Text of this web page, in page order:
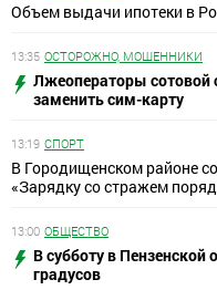
Объем выдачи ипотеки в
13:35 ОСТОРОЖНО, МОШЕННИКИ
Лжеоператоры сотовой
заменить сим-карту
13:19 СПОРТ
В Городищенском районе
«Зарядку со стражем
13:00 ОБЩЕСТВО
В субботу в
градусов